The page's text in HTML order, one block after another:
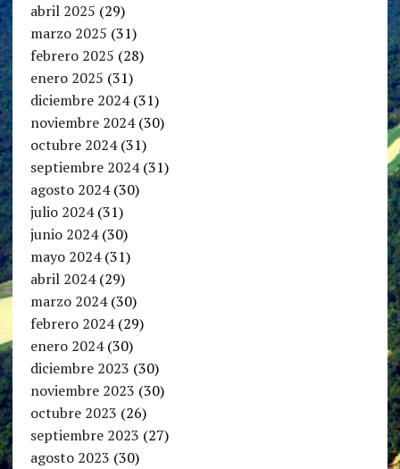
abril 2025 (29)
marzo 2025 (31)
febrero 2025 (28)
enero 2025 (31)
diciembre 2024(31)
noviembre 2024(30)
octubre 2024(31)
septiembre 2024(31)
agosto 2024(30)
julio 2024(31)
junio 2024(30)
mayo 2024(31)
abril 2024(29)
marzo 2024(30)
febrero 2024(29)
enero 2024(30)
diciembre 2023 (30)
noviembre 2023 (30)
octubre 2023 (26)
septiembre 2023 (27)
agosto 2023 (30)